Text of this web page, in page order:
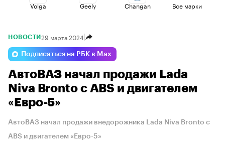
Volga Geely Changan
Haval Lada
Esteo Omoda Voyah
Все марки
НОВОСТИ 29 марта 2024
Подписаться на РБК в Max
АвтоВАЗ начал продажи Lada
Niva Bronto с ABS и двигателем
«Евро-5»
АвтоВАЗ начал продажи внедорожника Lada Niva Bronto с
ABS и двигателем «Евро-5»